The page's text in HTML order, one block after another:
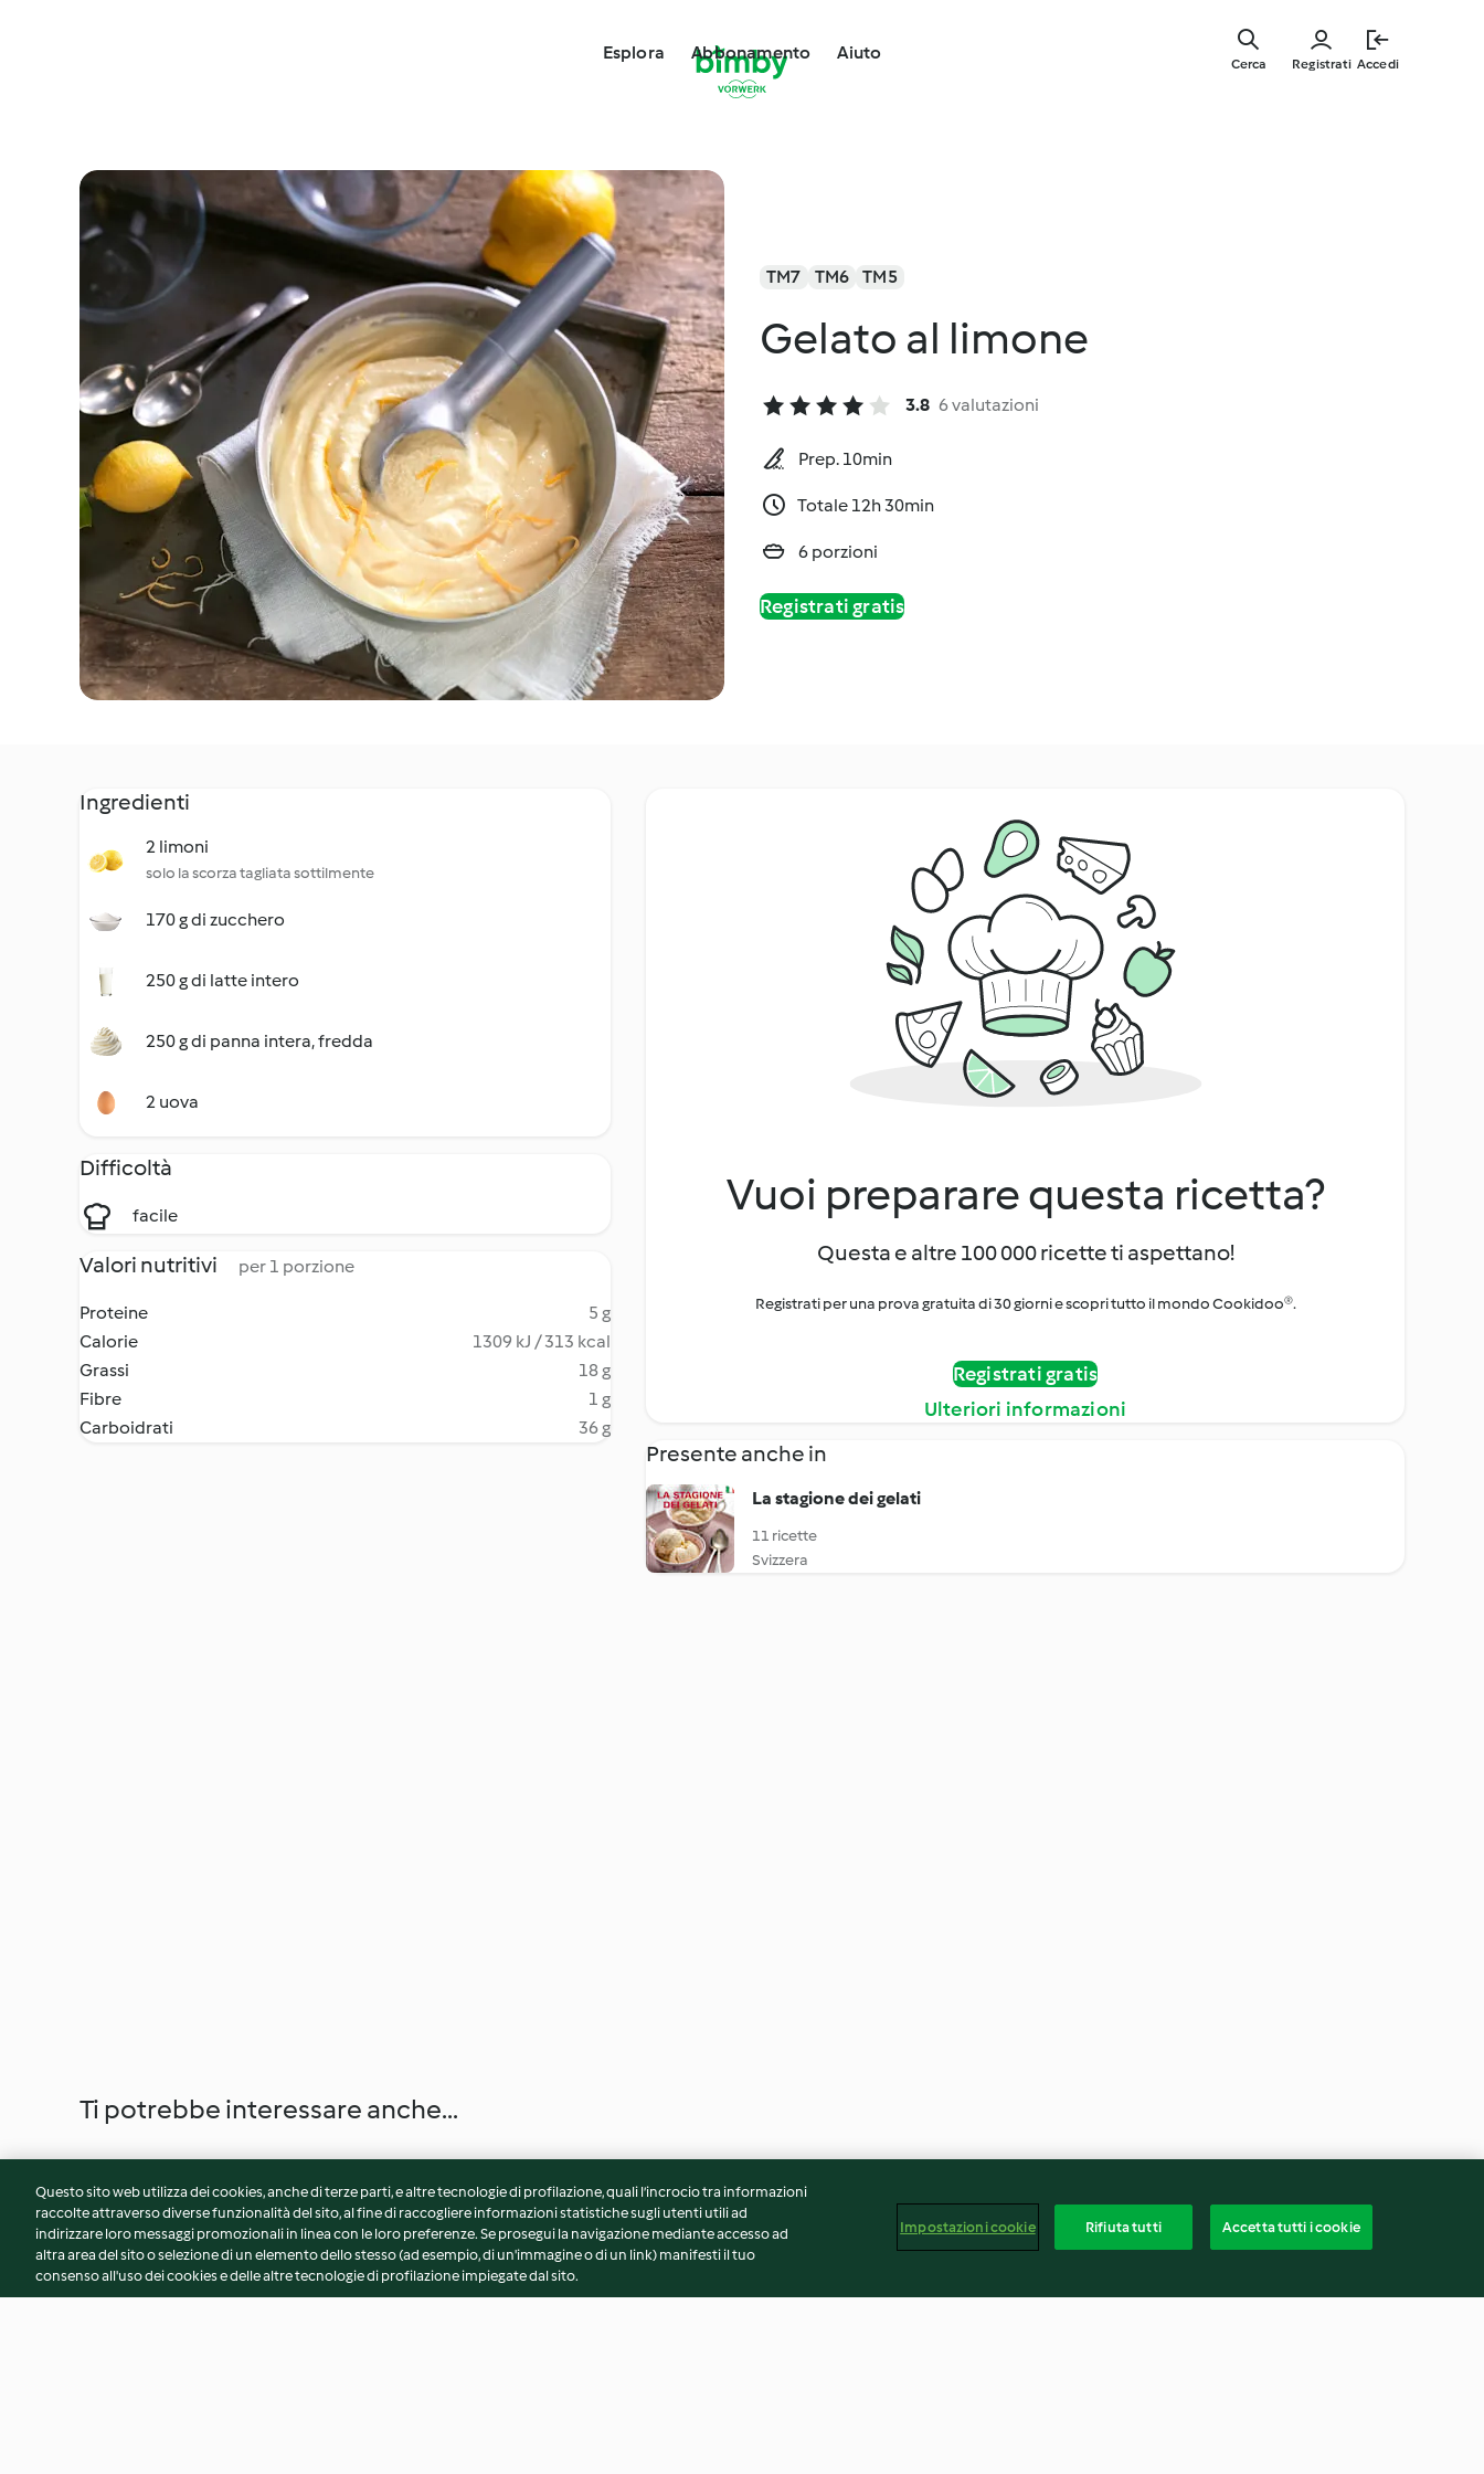
Esplora Abbonamento Aiuto
Registrati Accedi
Cerca
TM7 TM6 TM5
Gelato al limone
3.8 6 valutazioni
Prep. 10min
Totale 12h 30min
6 porzioni
Registrati gratis
Ingredienti
2 limoni
solo la scorza tagliata sottilmente
170 g di zucchero
250 g di latte intero
250 g di panna intera, fredda
2 uova
Difficoltà
facile
Valori nutritivi per 1 porzione
Proteine
5 g
Calorie
1309 kJ / 313 kcal
Grassi
18 g
Fibre
1 g
Carboidrati
36 g
Vuoi preparare questa ricetta?
Questa e altre 100 000 ricette ti aspettano!
Registrati per una prova gratuita di 30 giorni e scopri tutto il mondo Cookidoo®.
Registrati gratis
Ulteriori informazioni
Presente anche in
La stagione dei gelati
11 ricette
Svizzera
Ti potrebbe interessare anche...
Questo sito web utilizza dei cookies, anche di terze parti, e altre tecnologie di profilazione, quali l’incrocio tra informazioni
raccolte attraverso diverse funzionalità del sito, al fine di raccogliere informazioni statistiche sugli utenti utili ad
indirizzare loro messaggi promozionali in linea con le loro preferenze. Se prosegui la navigazione mediante accesso ad
altra area del sito o selezione di un elemento dello stesso (ad esempio, di un'immagine o di un link) manifesti il tuo
consenso all'uso dei cookies e delle altre tecnologie di profilazione impiegate dal sito.
Impostazioni cookie Rifiuta tutti Accetta tutti i cookie